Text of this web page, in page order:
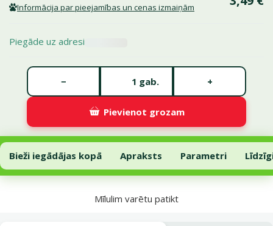
Informācija par pieejamības un cenas izmaiņām
Piegāde uz adresi
gab.
− +
Pievienot grozam
Gardums suņiem – Dailes, kaltēti liellopu kuņģi, 100 g
Pievienot grozam
Bieži iegādājas kopā Apraksts Parametri
Uz lapas sākumu
Mīlulim varētu patikt